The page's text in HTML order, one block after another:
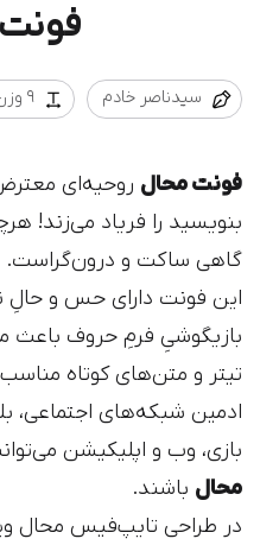
سیدناصر خادم 9 وزن
فونت محال روحیه‌ای
بنویسید را فریاد می‌زند!
گاهی ساکت و درون‌گراست.
این فونت دارای حس و حالِ
بازیگوشیِ فرمِ حروف باعث
تیتر و متن‌های کوتاه
ادمین‌ شبکه‌های اجتماعی،
بازی‌، وب و اپلیکیشن
محال باشند.
در طراحی تایپ‌فیس محال